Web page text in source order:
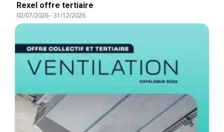
Rexel offre tertiaire
02/07/2026-31/12/2026